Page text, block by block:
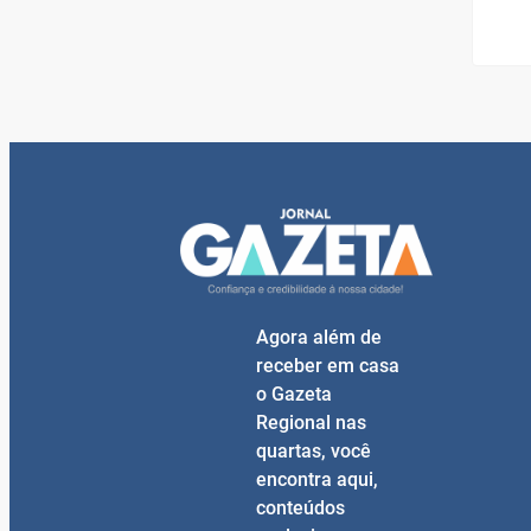
Agora além de
receber em casa
o Gazeta
Regional nas
quartas, você
encontra aqui,
conteúdos